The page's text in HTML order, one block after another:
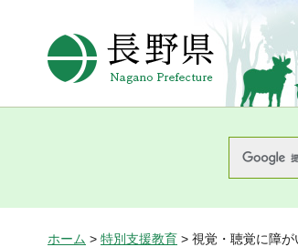
長野県
ホーム > 特別支援教育 > 視覚・聴覚に障